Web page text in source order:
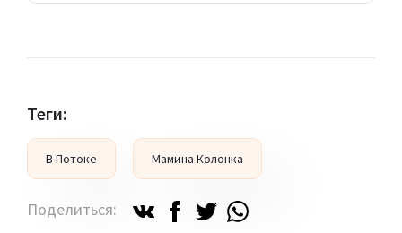
Теги:
В Потоке Мамина Колонка
Поделиться: